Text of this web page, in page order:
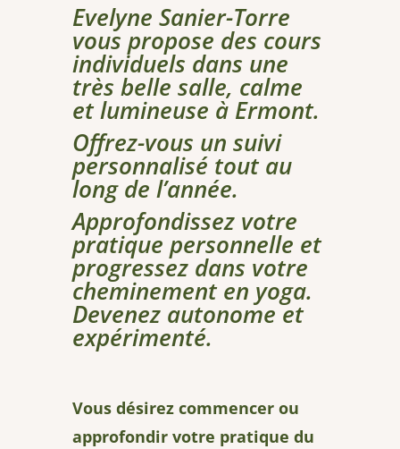
Evelyne Sanier-Torre
vous propose des cours
individuels dans une
très belle salle, calme
et lumineuse à Ermont.
Offrez-vous un suivi
personnalisé tout au
long de l’année.
Approfondissez votre
pratique personnelle et
progressez dans votre
cheminement en yoga.
Devenez autonome et
expérimenté.
Vous désirez commencer ou
approfondir votre pratique du